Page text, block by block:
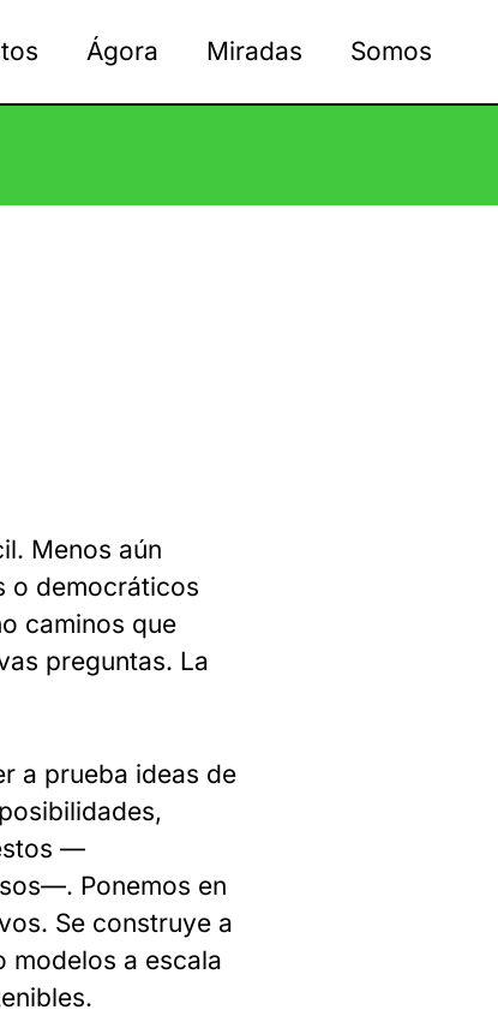
Ágora Miradas Somos
Menos aún
o democráticos
caminos que
preguntas. La
a prueba ideas de
—
Ponemos en
Se construye a
a escala